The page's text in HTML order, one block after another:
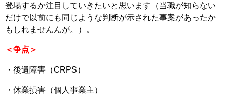
登場するか注目していきたいと思います（当職が知らない
だけで以前にも同じような判断が示された事案があったか
もしれませんんが。）。
＜争点＞
・後遺障害（CRPS）
・休業損害（個人事業主）